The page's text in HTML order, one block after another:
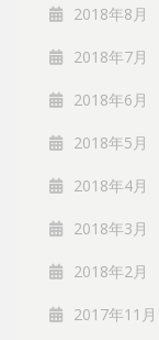
2018年8月
2018年7月
2018年6月
2018年5月
2018年4月
2018年3月
2018年2月
2017年11月